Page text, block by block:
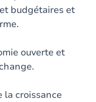
budgétaires et
ouverte et
la croissance